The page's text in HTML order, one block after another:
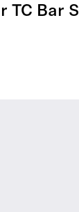
TC Bar S